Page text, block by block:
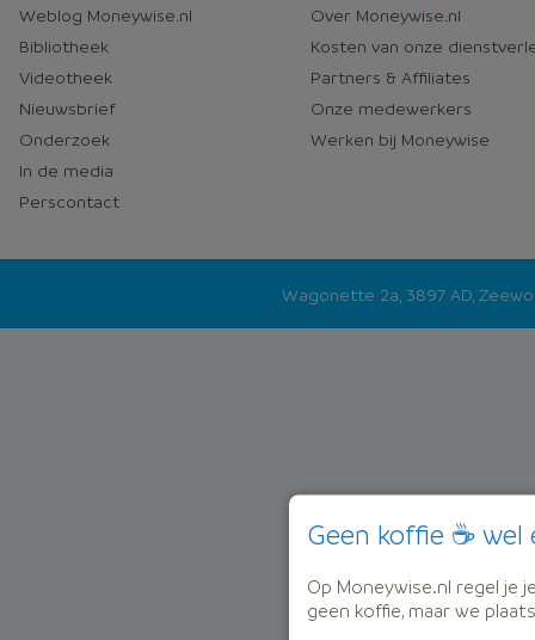
en
media
Weblog Moneywise.nl
Bibliotheek
Videotheek
Nieuwsbrief
Onderzoek
In de media
Perscontact
Moneywise
Over Moneywise.nl
Kosten van onze
Partners & Affiliates
Onze medewerkers
Werken bij Moneywise
Wagonette 2a, 3897 AD,
Geen koffie ☕
Op Moneywise.nl regel je
geen koffie, maar we